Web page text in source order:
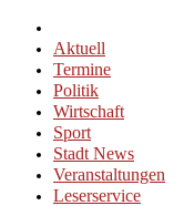
Aktuell
Termine
Politik
Wirtschaft
Sport
Stadt News
Veranstaltungen
Leserservice